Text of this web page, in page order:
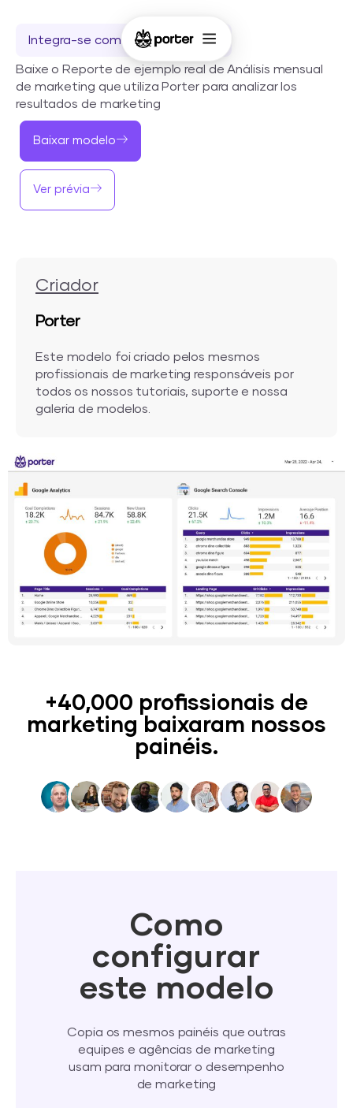
Integra-se com o Looker Studio
Baixe o Reporte de ejemplo real de Análisis mensual
de marketing que utiliza Porter para analizar los
resultados de marketing
Baixar modelo
Ver prévia
Criador
Porter
Este modelo foi criado pelos mesmos
profissionais de marketing responsáveis por
todos os nossos tutoriais, suporte e nossa
galeria de modelos.
+40,000 profissionais de
marketing baixaram nossos
painéis.
Como
configurar
este modelo
Copia os mesmos painéis que outras
equipes e agências de marketing
usam para monitorar o desempenho
de marketing